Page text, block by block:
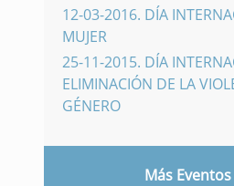
12-03-2016. DÍA
MUJER
25-11-2015. DÍA
ELIMINACIÓN DE LA
GÉNERO
Más Eventos